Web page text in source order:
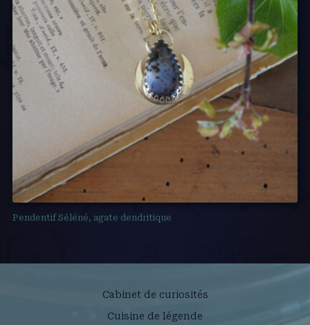
Pendentif Séléné, agate dendritique
Cabinet de curiosités
Cuisine de légende